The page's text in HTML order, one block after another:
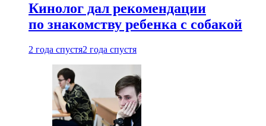
Кинолог дал рекомендации
по знакомству ребенка с собакой
2 года спустя2 года спустя